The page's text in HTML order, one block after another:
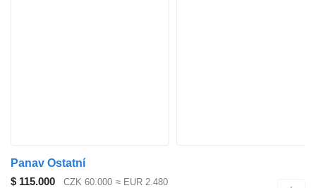
Panav Ostatní
$ 115.000
CZK 60.000 ≈ EUR 2.480